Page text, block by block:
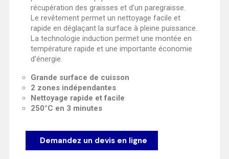
récupération des graisses et d'un paregraisse.
Le revêtement permet un nettoyage facile et
rapide en déglaçant la surface à pleine puissance.
La technologie induction permet une montée en
température rapide et une importante économie
d'énergie.
Grande surface de cuisson
2 zones indépendantes
Nettoyage rapide et facile
250°C en 3 minutes
Demandez un devis en ligne